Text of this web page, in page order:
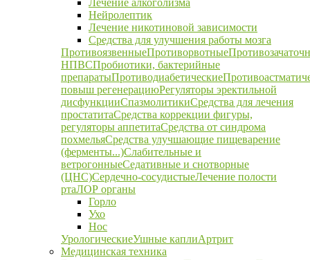
Лечение алкоголизма
Нейролептик
Лечение никотиновой зависимости
Средства для улучшения работы мозга
ПротивоязвенныеПротиворвотные
НПВСПробиотики, бактерийные
препаратыПротиводиабетические
повыш регенерациюРегуляторы эректильной
дисфункцииСпазмолитикиСредства для лечения
простатитаСредства коррекции фигуры,
регуляторы аппетитаСредства от синдрома
похмельяСредства улучшающие пищеварение
(ферменты...)Слабительные и
ветрогонныеСедативные и снотворные
(ЦНС)Сердечно-сосудистыеЛечение полости
ртаЛОР органы
Горло
Ухо
Нос
УрологическиеУшные каплиАртрит
Медицинская техника